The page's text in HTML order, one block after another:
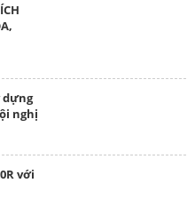
dựng
nghị
với